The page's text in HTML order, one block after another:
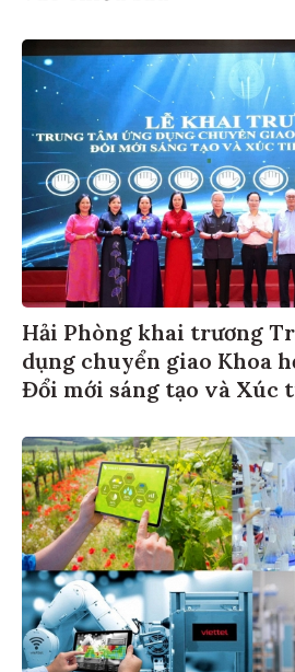
Hải Phòng khai trương
dụng chuyển giao Khoa
Đổi mới sáng tạo và Xúc